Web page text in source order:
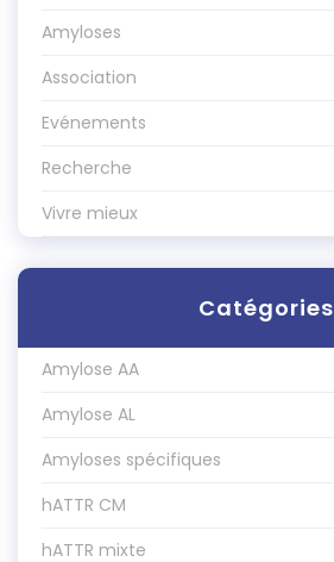
Amyloses
Association
Evénements
Recherche
Vivre mieux
Catégories
Amylose AA
Amylose AL
Amyloses spécifiques
hATTR CM
hATTR mixte